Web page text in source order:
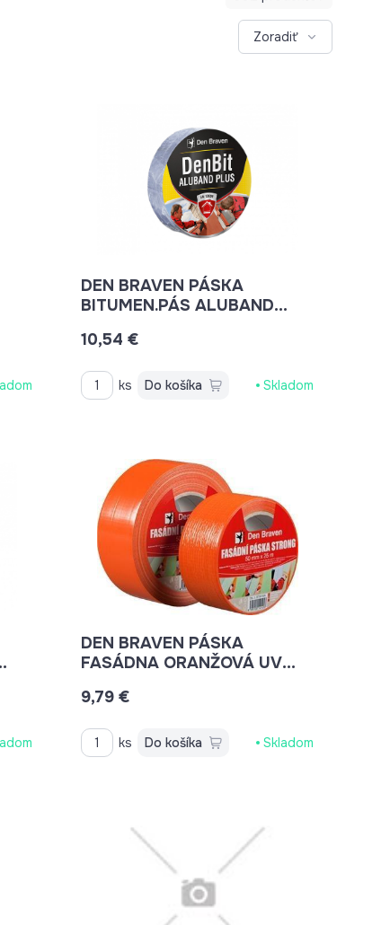
Zoradiť
DEN BRAVEN PÁSKA
BITUMEN.PÁS ALUBAND
10,54 €
ks Do košíka Skladom
DEN BRAVEN PÁSKA
FASÁDNA ORANŽOVÁ UV
B7062MA
9,79 €
ks Do košíka Skladom